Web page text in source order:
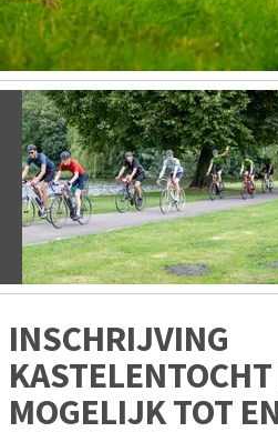
Vorige
INSCHRIJVING
MOGELIJK TOT